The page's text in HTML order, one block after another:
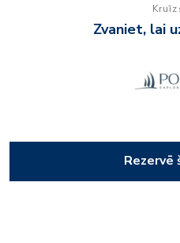
Zvaniet, lai
Rezervē